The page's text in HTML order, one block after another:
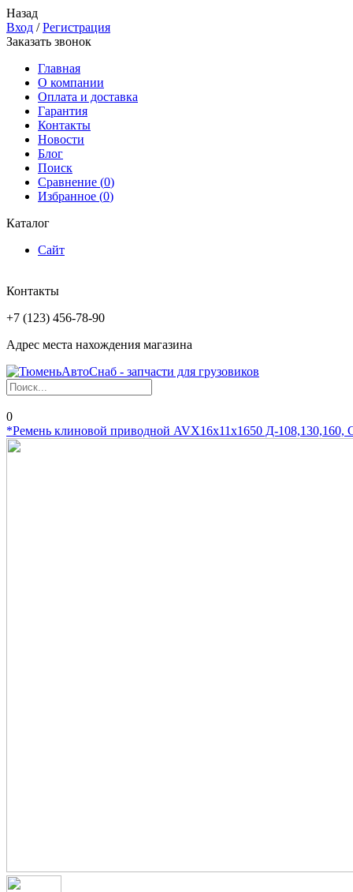
Назад
Вход /Регистрация
Заказать звонок
Главная
О компании
Оплата и доставка
Гарантия
Контакты
Новости
Блог
Поиск
Сравнение (0)
Избранное (0)
Каталог
Сайт
Контакты
+7 (123) 456-78-90
Адрес места нахождения магазина
0
*Ремень клиновой приводной AVX16х11х1650 Д-